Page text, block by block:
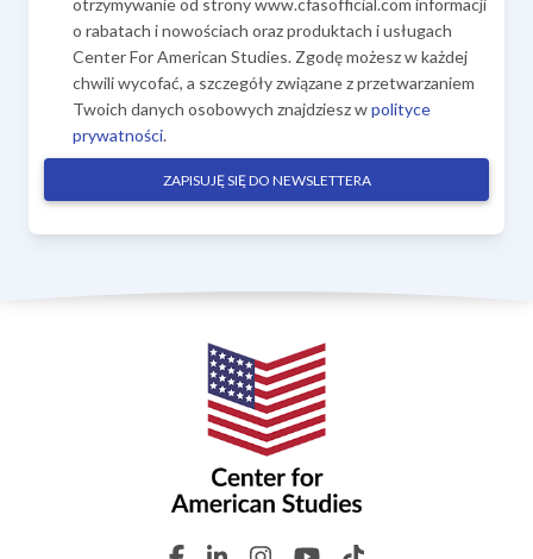
otrzymywanie od strony www.cfasofficial.com informacji
o rabatach i nowościach oraz produktach i usługach
Center For American Studies. Zgodę możesz w każdej
chwili wycofać, a szczegóły związane z przetwarzaniem
Twoich danych osobowych znajdziesz wpolityce
prywatności.
ZAPISUJĘ SIĘ DO NEWSLETTERA